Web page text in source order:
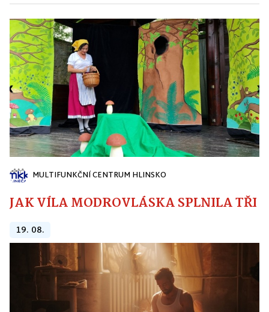
MULTIFUNKČNÍ CENTRUM HLINSKO
JAK VÍLA MODROVLÁSKA SPLNILA
19. 08.